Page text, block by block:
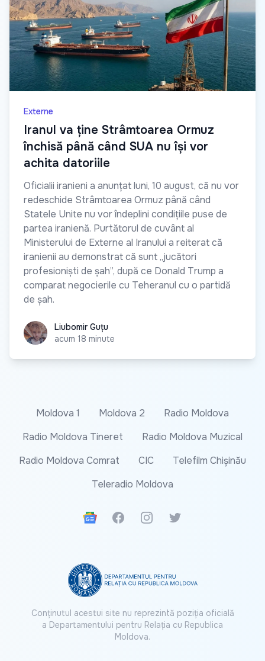
Externe
Iranul va ține Strâmtoarea Ormuz
închisă până când SUA nu își vor
achita datoriile
Oficialii iranieni a anunțat luni, 10 august, că nu vor
redeschide Strâmtoarea Ormuz până când
Statele Unite nu vor îndeplini condițiile puse de
partea iranienă. Purtătorul de cuvânt al
Ministerului de Externe al Iranului a reiterat că
iranienii au demonstrat că sunt „jucători
profesioniști de șah”, după ce Donald Trump a
comparat negocierile cu Teheranul cu o partidă
de șah.
Liubomir Guțu
Liubomir Guțu
acum 18 minute
Moldova 1 Moldova 2
Radio Moldova
Radio Moldova Tineret
Radio Moldova Muzical
Radio Moldova Comrat
CIC
Telefilm Chișinău
Teleradio Moldova
Google News
FacebookInstagramTwitter
Conținutul acestui site nu reprezintă poziția oficială
a Departamentului pentru Relația cu Republica
Moldova.